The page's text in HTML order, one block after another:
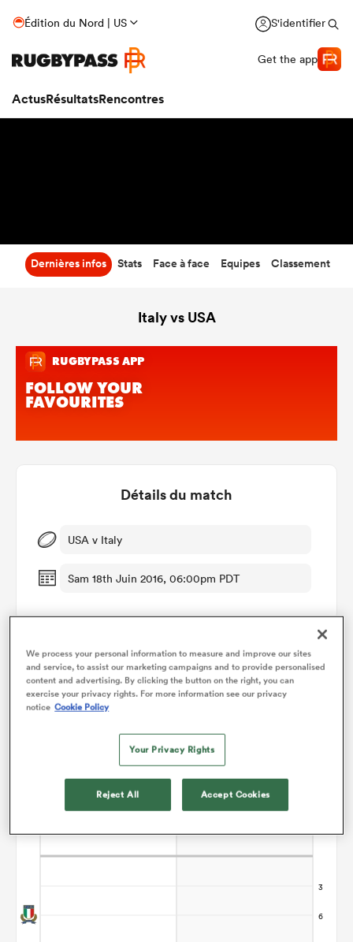
Édition du Nord | US S'identifier
Get the app
ActusRésultatsRencontres
Dernières infos Stats Face à face Equipes Classement
Italy vs USA
Détails du match
USA v Italy
Sam 18th Juin 2016, 06:00pm PDT
Graphique d'évolution des points
We process your personal information to measure and improve our sites
and service, to assist our marketing campaigns and to provide personalised
content and advertising. By clicking the button on the right, you can
exercise your privacy rights. For more information see our privacy
notice Cookie Policy
Your Privacy Rights
Reject All Accept Cookies